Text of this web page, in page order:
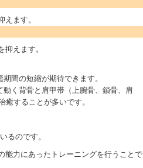
ます。
えます。
間の短縮が期待できます。
く背骨と肩甲帯（上腕骨、鎖骨、肩
することが多いです。
るのです。
能力にあったトレーニングを行うことで